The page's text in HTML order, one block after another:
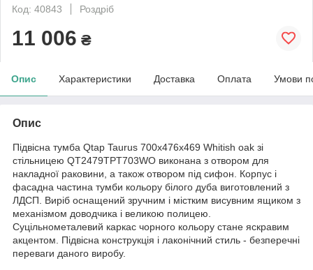
Код: 40843
Роздріб
11 006 ₴
Опис Характеристики Доставка Оплата Умови
Опис
Підвісна тумба Qtap Taurus 700х476х469 Whitish oak зі
стільницею QT2479TPT703WO виконана з отвором для
накладної раковини, а також отвором під сифон. Корпус і
фасадна частина тумби кольору білого дуба виготовлений з
ЛДСП. Виріб оснащений зручним і містким висувним ящиком з
механізмом доводчика і великою полицею.
Суцільнометалевий каркас чорного кольору стане яскравим
акцентом. Підвісна конструкція і лаконічний стиль - безперечні
переваги даного виробу.